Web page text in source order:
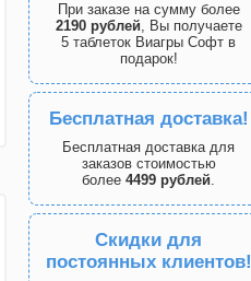
При заказе на сумму более
2190 рублей, Вы получаете
5 таблеток Виагры Софт в
подарок!
Бесплатная доставка!
Бесплатная доставка для
заказов стоимостью
более 4499 рублей.
Скидки для
постоянных клиентов!